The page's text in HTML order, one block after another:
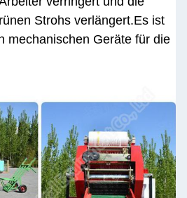
Strohs verlängert.Es ist
mechanischen Geräte für die